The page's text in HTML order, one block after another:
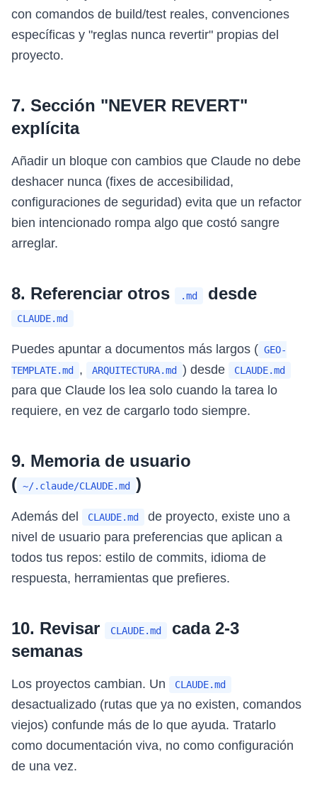
con comandos de build/test reales, convenciones
específicas y "reglas nunca revertir" propias del
proyecto.
7. Sección "NEVER REVERT"
explícita
Añadir un bloque con cambios que Claude no debe
deshacer nunca (fixes de accesibilidad,
configuraciones de seguridad) evita que un refactor
bien intencionado rompa algo que costó sangre
arreglar.
8. Referenciar otros .md desde
CLAUDE.md
Puedes apuntar a documentos más largos ( GEO-
TEMPLATE.md
, ARQUITECTURA.md ) desde CLAUDE.md
para que Claude los lea solo cuando la tarea lo
requiere, en vez de cargarlo todo siempre.
9. Memoria de usuario
( ~/.claude/CLAUDE.md )
Además del CLAUDE.md
de proyecto, existe uno a
nivel de usuario para preferencias que aplican a
todos tus repos: estilo de commits, idioma de
respuesta, herramientas que prefieres.
10. Revisar CLAUDE.md
cada 2-3
semanas
Los proyectos cambian. Un CLAUDE.md
desactualizado (rutas que ya no existen, comandos
viejos) confunde más de lo que ayuda. Tratarlo
como documentación viva, no como configuración
de una vez.